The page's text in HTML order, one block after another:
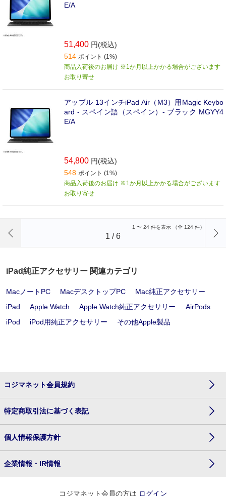
E/A
51,400 円(税込)
514 ポイント (1%)
商品入荷後のお届け ※1か月以上かかる場合がございます
お取り寄せ
アップル 13インチiPad Air（M3）用Magic Keybo
ard - スペイン語（スペイン）- ブラック MGYY4
E/A
54,800 円(税込)
548 ポイント (1%)
商品入荷後のお届け ※1か月以上かかる場合がございます
お取り寄せ
1 〜 24 件を表示 （全 124 件）
1 /6
iPad純正アクセサリー 関連カテゴリ
MacノートPC MacデスクトップPC
Mac純正アクセサリー
iPad
Apple Watch Apple Watch純正アクセサリー
AirPods
iPod
iPod用純正アクセサリー その他Apple製品
コジマネット会員規約
特定商取引法に基づく表記
個人情報保護方針
企業情報・IR情報
コジマネット会員の方は ログイン